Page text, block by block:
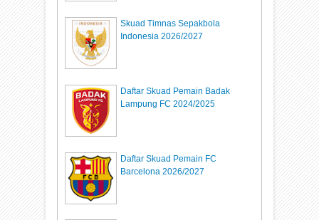
Skuad Timnas Sepakbola
Indonesia 2026/2027
Daftar Skuad Pemain Badak
Lampung FC 2024/2025
Daftar Skuad Pemain FC
Barcelona 2026/2027